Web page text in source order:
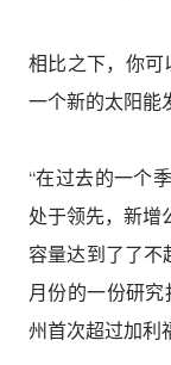
相比之下，你可
一个新的太阳能
“在过去的一个
处于领先，新增
容量达到了了不
月份的一份研
州首次超过加利